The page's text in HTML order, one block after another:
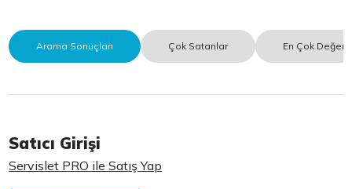
Arama Sonuçları Çok Satanlar En Çok
Satıcı Girişi
Servislet PRO ile Satış Yap